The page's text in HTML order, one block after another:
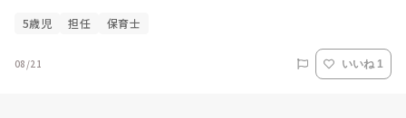
5歳児 担任 保育士
08/21 いいね 1